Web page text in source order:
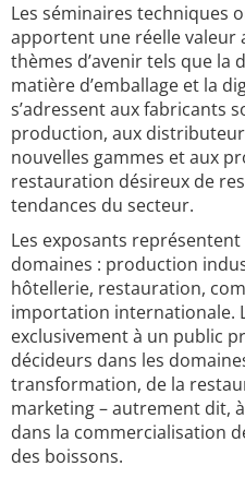
Les séminaires techniques
apportent une réelle valeur
thèmes d’avenir tels que la
matière d’emballage et la
s’adressent aux fabricants
production, aux
nouvelles gammes et aux
restauration désireux de
tendances du secteur.
Les exposants
domaines : production
hôtellerie, restauration,
importation internationale.
exclusivement à un public
décideurs dans les
transformation, de la
marketing – autrement dit,
dans la commercialisation
des boissons.